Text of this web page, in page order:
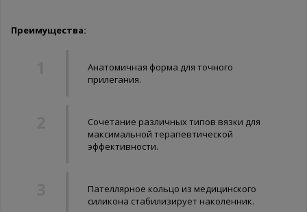
Преимущества:
Анатомичная форма для точного
прилегания.
Сочетание различных типов вязки для
максимальной терапевтической
эффективности.
Пателлярное кольцо из медицинского
силикона стабилизирует наколенник.